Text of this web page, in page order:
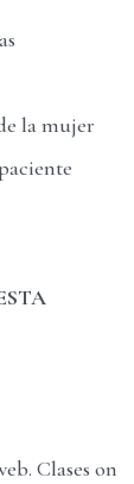
la mujer
Clases on